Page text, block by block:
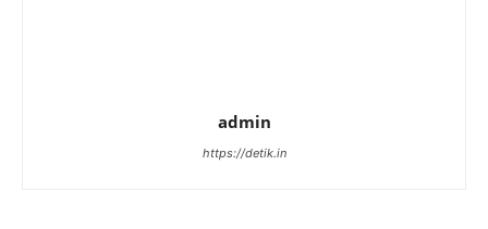
admin
https://detik.in